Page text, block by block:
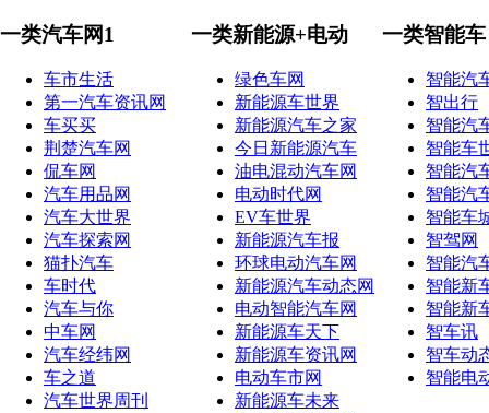
一类汽车网1
车市生活
第一汽车资讯网
车买买
荆楚汽车网
侃车网
汽车用品网
汽车大世界
汽车探索网
猫扑汽车
车时代
汽车与你
中车网
汽车经纬网
车之道
汽车世界周刊
一类新能源+电动
绿色车网
新能源车世界
新能源汽车之家
今日新能源汽车
油电混动汽车网
电动时代网
EV车世界
新能源汽车报
环球电动汽车网
新能源汽车动态网
电动智能汽车网
新能源车天下
新能源车资讯网
电动车市网
新能源车未来
一类智能车
智能汽
智出行
智能汽
智能车
智能汽
智能汽
智能车
智驾网
智能汽
智能新
智能新
智车讯
智车动
智能电